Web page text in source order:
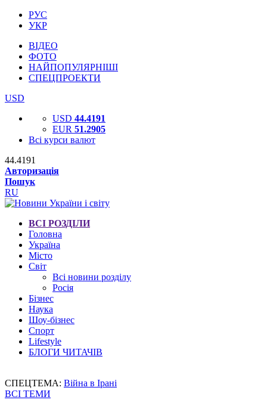
РУС
УКР
ВІДЕО
ФОТО
НАЙПОПУЛЯРНІШІ
СПЕЦПРОЕКТИ
USD
USD 44.4191
EUR 51.2905
Всі курси валют
44.4191
Авторизація
Пошук
RU
ВСІ РОЗДІЛИ
Головна
Україна
Місто
Світ
Всі новини розділу
Росія
Бізнес
Наука
Шоу-бізнес
Спорт
Lifestyle
БЛОГИ ЧИТАЧІВ
СПЕЦТЕМА: Війна в Ірані
ВСІ ТЕМИ